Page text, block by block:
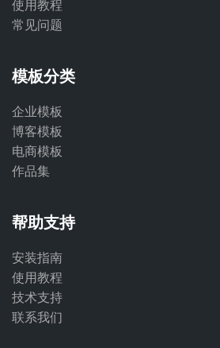
使用教程
常见问题
模板分类
企业模板
博客模板
电商模板
作品集
帮助支持
安装指南
使用教程
技术支持
联系我们